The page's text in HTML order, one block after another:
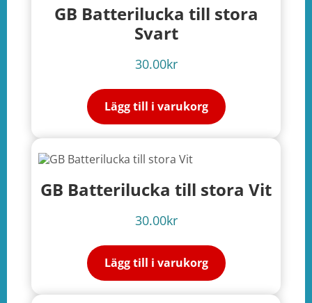
GB Batterilucka till stora
Svart
30.00kr
Lägg till i varukorg
GB Batterilucka till stora Vit
30.00kr
Lägg till i varukorg